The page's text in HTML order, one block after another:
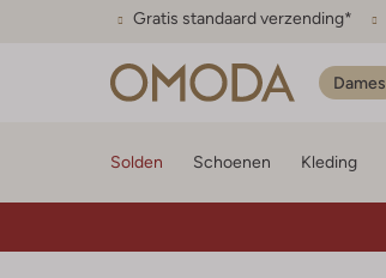
Gratis standaard verzending*
Dames
Solden Schoenen Kleding